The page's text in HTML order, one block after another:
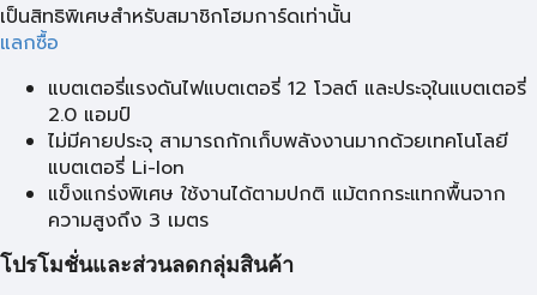
เป็นสิทธิพิเศษสำหรับสมาชิกโฮมการ์ดเท่านั้น
แลกซื้อ
แบตเตอรี่แรงดันไฟแบตเตอรี่ 12 โวลต์ และประจุในแบตเตอรี่
2.0 แอมป์
ไม่มีคายประจุ สามารถกักเก็บพลังงานมากด้วยเทคโนโลยี
แบตเตอรี่ Li-Ion
แข็งแกร่งพิเศษ ใช้งานได้ตามปกติ แม้ตกกระแทกพื้นจาก
ความสูงถึง 3 เมตร
โปรโมชั่นและส่วนลดกลุ่มสินค้า